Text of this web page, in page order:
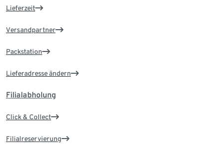
Lieferzeit
Versandpartner
Packstation
Lieferadresse ändern
Filialabholung
Click & Collect
Filialreservierung